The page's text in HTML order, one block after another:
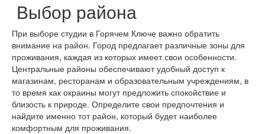
Выбор района
При выборе студии в Горячем Ключе важно обратить
внимание на район. Город предлагает различные зоны для
проживания, каждая из которых имеет свои особенности.
Центральные районы обеспечивают удобный доступ к
магазинам, ресторанам и образовательным учреждениям, в
то время как окраины могут предложить спокойствие и
близость к природе. Определите свои предпочтения и
найдите именно тот район, который будет наиболее
комфортным для проживания.